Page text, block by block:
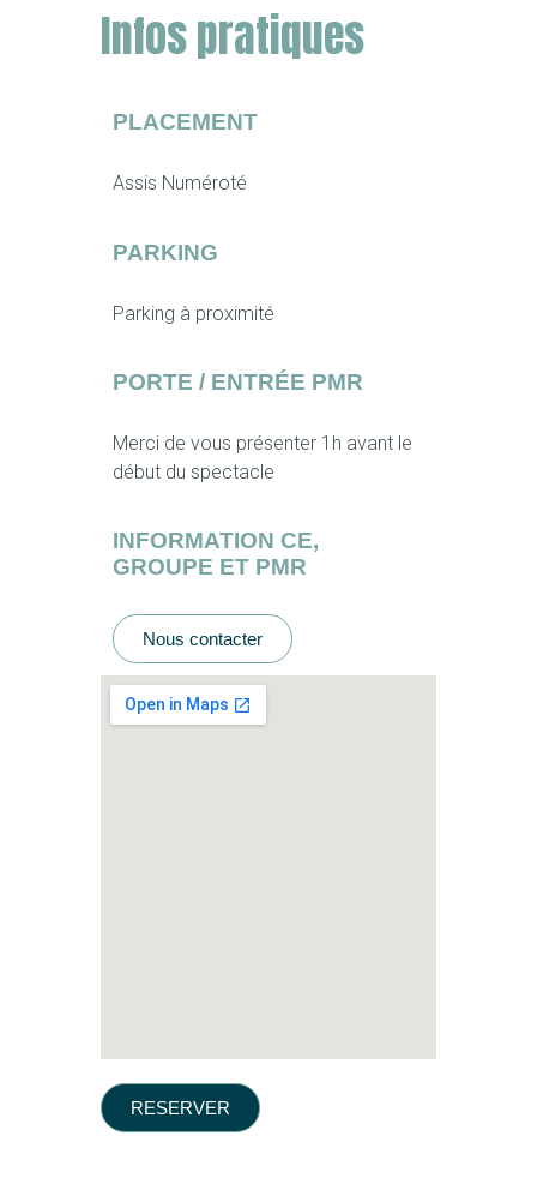
Infos pratiques
PLACEMENT
Assis Numéroté
PARKING
Parking à proximité
PORTE / ENTRÉE PMR
Merci de vous présenter 1h avant le
début du spectacle
INFORMATION CE,
GROUPE ET PMR
Nous contacter
RESERVER